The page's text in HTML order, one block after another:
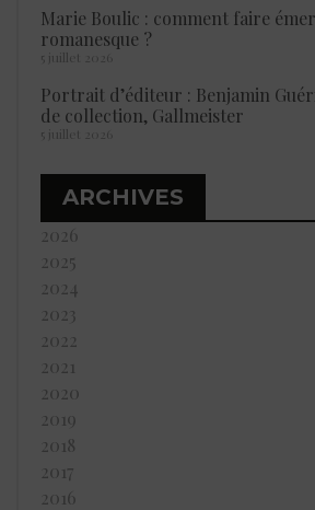
Marie Boulic : comment faire
romanesque ?
5 juillet 2026
Portrait d’éditeur : Benjamin
de collection, Gallmeister
5 juillet 2026
ARCHIVES
2026
2025
2024
2023
2022
2021
2020
2019
2018
2017
2016